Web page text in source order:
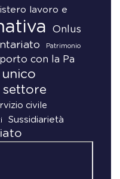
lavoro e
Onlus
Patrimonio
con la Pa
settore
civile
Sussidiarietà